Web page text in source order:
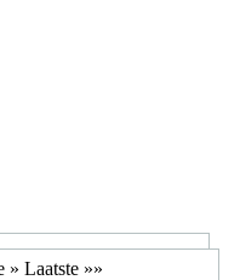
» Laatste »»